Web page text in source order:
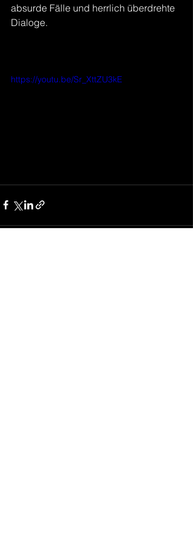
absurde Fälle und herrlich überdrehte
Dialoge.
https://youtu.be/Sr_XttZU3kE